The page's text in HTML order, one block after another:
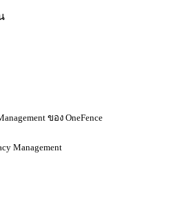
ของ OneFence
Management